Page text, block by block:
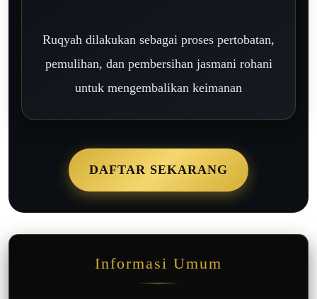
Ruqyah dilakukan sebagai proses pertobatan,
pemulihan, dan pembersihan jasmani rohani
untuk mengembalikan keimanan
DAFTAR SEKARANG
Informasi Umum